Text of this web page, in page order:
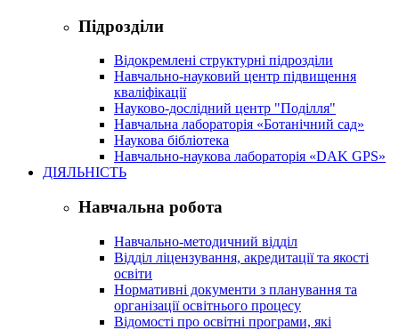
Підрозділи
Відокремлені структурні підрозділи
Навчально-науковий центр підвищення
кваліфікації
Науково-дослідний центр "Поділля"
Навчальна лабораторія «Ботанічний сад»
Наукова бібліотека
Навчально-наукова лабораторія «DAK GPS»
ДІЯЛЬНІСТЬ
Навчальна робота
Навчально-методичний відділ
Відділ ліцензування, акредитації та якості
освіти
Нормативні документи з планування та
організації освітнього процесу
Відомості про освітні програми, які